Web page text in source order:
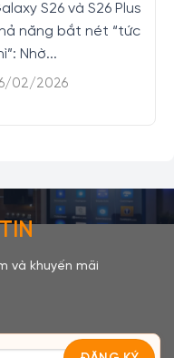
S26 và S26 Plus
năng bắt nét “tức
Nhờ...
02/2026
và khuyến mãi